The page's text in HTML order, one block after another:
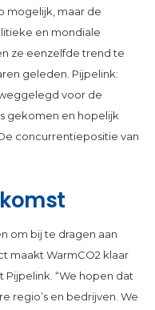
mogelijk, maar de
en mondiale
ze eenzelfde trend te
geleden. Pijpelink:
voor de
gekomen en hopelijk
concurrentiepositie van
om bij te dragen aan
maakt WarmCO2 klaar
“We hopen dat
regio’s en bedrijven. We